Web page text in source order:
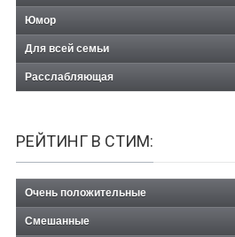
Юмор
Для всей семьи
Расслабляющая
РЕЙТИНГ В СТИМ:
Очень положительные
Смешанные